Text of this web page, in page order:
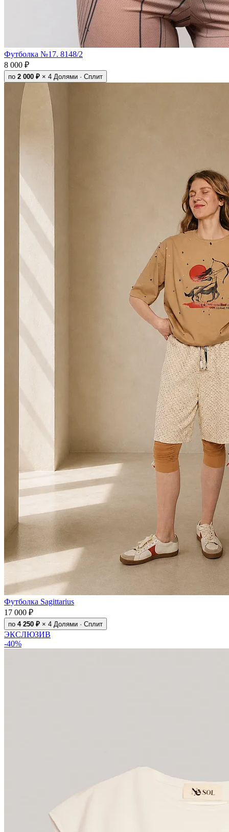
Футболка №17. 8148/2
8 000 ₽
по 2 000 ₽ × 4 Долями · Сплит
Футболка Sagittarius
17 000 ₽
по 4 250 ₽ × 4 Долями · Сплит
ЭКСЛЮЗИВ
-40%